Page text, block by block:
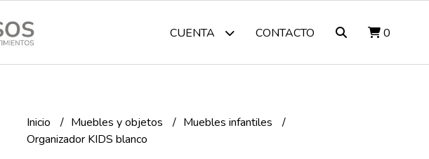
CUENTA CONTACTO 0
Inicio Muebles y objetos
Muebles infantiles
Organizador KIDS blanco